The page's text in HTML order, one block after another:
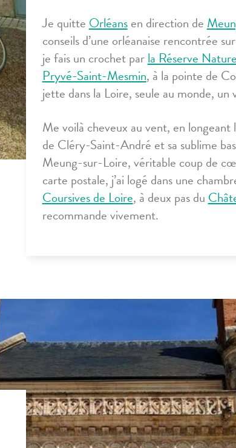
Je quitteOrléansen direction de
conseils d’une orléanaise rencontrée
je fais un crochet parla Réserve
Pryvé-Saint-Mesmin, à la pointe de
jette dans la Loire, seule au monde, un
Me voilà cheveux au vent, en
de Cléry-Saint-André et sa sublime
Meung-sur-Loire, véritable coup de
carte postale, j’ai logé dans une
Coursives de Loire, à deux pas du
recommande vivement.